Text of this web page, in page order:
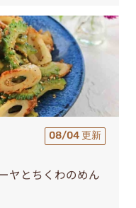
08/04 更新
ヤとちくわのめん